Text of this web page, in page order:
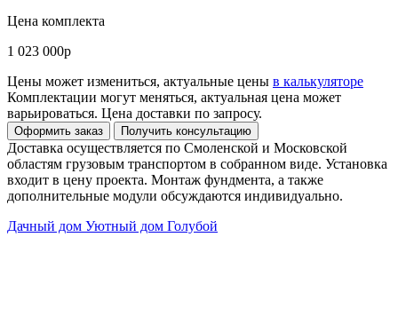
Цена комплекта
1 023 000р
Цены может измениться, актуальные цены в калькуляторе
Комплектации могут меняться, актуальная цена может
варьироваться. Цена доставки по запросу.
Доставка осуществляется по Смоленской и Московской
областям грузовым транспортом в собранном виде. Установка
входит в цену проекта. Монтаж фундмента, а также
дополнительные модули обсуждаются индивидуально.
Дачный дом Уютный дом Голубой